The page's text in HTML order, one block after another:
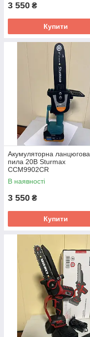
3 550 ₴
Купити
Акумуляторна ланцюгова
пила 20В Sturmax
CCM9902CR
В наявності
3 550 ₴
Купити